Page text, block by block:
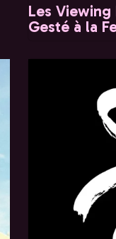
Les
Gesté à la